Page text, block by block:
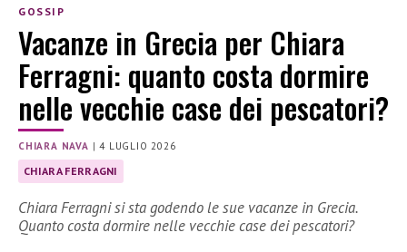
GOSSIP
Vacanze in Grecia per Chiara
Ferragni: quanto costa dormire
nelle vecchie case dei pescatori?
CHIARA NAVA |4 LUGLIO 2026
CHIARA FERRAGNI
Chiara Ferragni si sta godendo le sue vacanze in Grecia.
Quanto costa dormire nelle vecchie case dei pescatori?